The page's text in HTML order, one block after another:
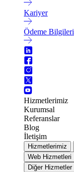
Kariyer
Ödeme Bilgileri
Hizmetlerimiz
Kurumsal
Referanslar
Blog
İletişim
Hizmetlerimiz
Web Hizmetleri
Diğer Hizmetler